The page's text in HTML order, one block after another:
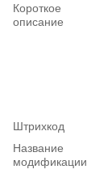
Короткое
описание
Штрихкод
Название
модификации